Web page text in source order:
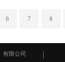
6 7 8